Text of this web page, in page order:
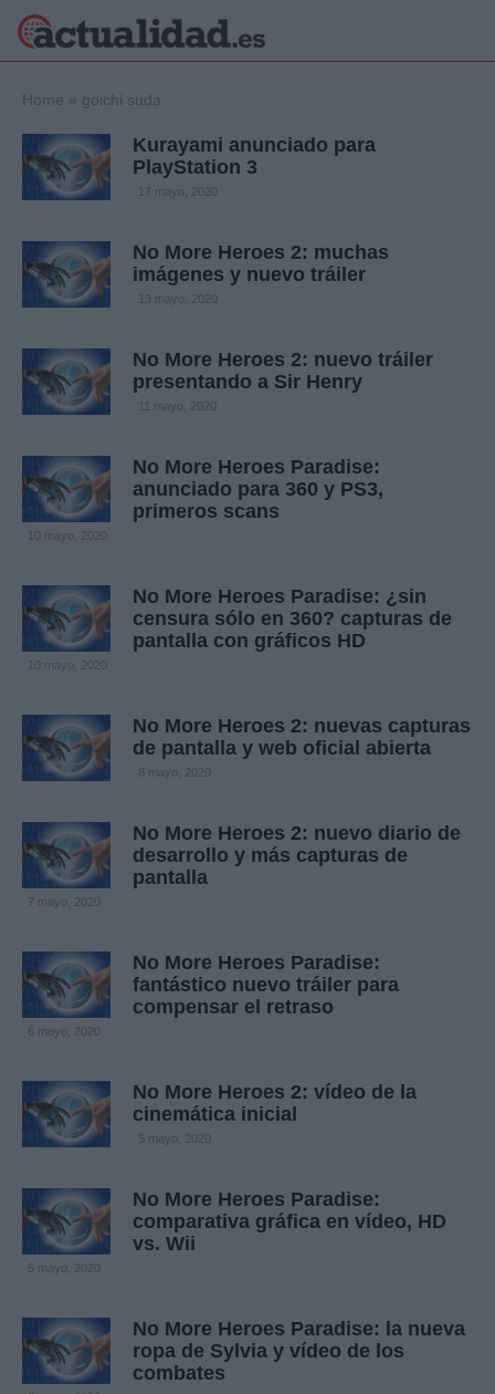
Política
Crónica
Economía
Internacional
Viajes
Deportes
Gente
Home » goichi suda
Kurayami anunciado para
PlayStation 3
17 mayo, 2020
No More Heroes 2: muchas
imágenes y nuevo tráiler
13 mayo, 2020
No More Heroes 2: nuevo tráiler
presentando a Sir Henry
11 mayo, 2020
No More Heroes Paradise:
anunciado para 360 y PS3,
primeros scans
10 mayo, 2020
No More Heroes Paradise: ¿sin
censura sólo en 360? capturas de
pantalla con gráficos HD
10 mayo, 2020
No More Heroes 2: nuevas capturas
de pantalla y web oficial abierta
8 mayo, 2020
No More Heroes 2: nuevo diario de
desarrollo y más capturas de
pantalla
7 mayo, 2020
No More Heroes Paradise:
fantástico nuevo tráiler para
compensar el retraso
6 mayo, 2020
No More Heroes 2: vídeo de la
cinemática inicial
5 mayo, 2020
No More Heroes Paradise:
comparativa gráfica en vídeo, HD
vs. Wii
5 mayo, 2020
No More Heroes Paradise: la nueva
ropa de Sylvia y vídeo de los
combates